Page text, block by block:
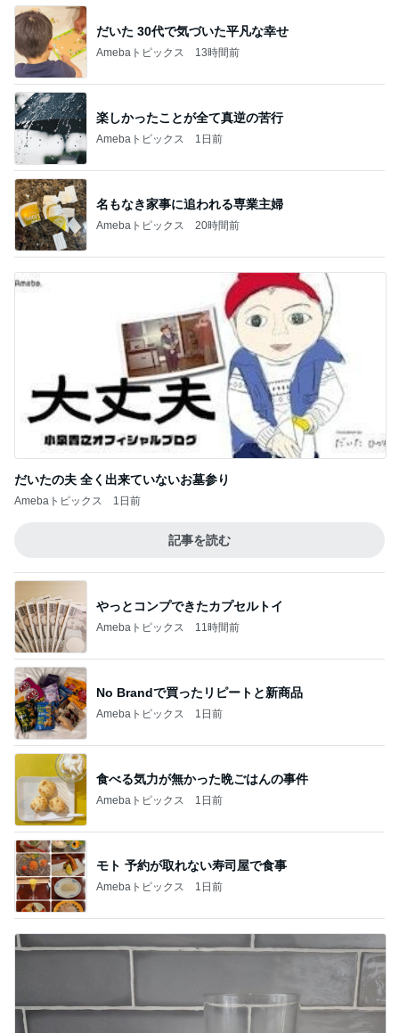
だいた 30代で気づいた平凡な幸せ
Amebaトピックス 13時間前
楽しかったことが全て真逆の苦行
Amebaトピックス 1日前
名もなき家事に追われる専業主婦
Amebaトピックス 20時間前
だいたの夫 全く出来ていないお墓参り
Amebaトピックス 1日前
記事を読む
やっとコンプできたカプセルトイ
Amebaトピックス 11時間前
No Brandで買ったリピートと新商品
Amebaトピックス 1日前
食べる気力が無かった晩ごはんの事件
Amebaトピックス 1日前
モト 予約が取れない寿司屋で食事
Amebaトピックス 1日前